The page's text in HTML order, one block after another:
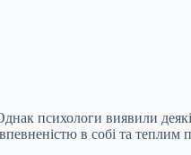
психологи виявили
в собі та теплим